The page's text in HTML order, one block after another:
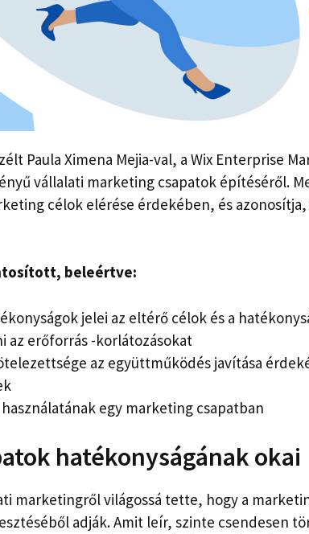
Paula Ximena Mejia-val, a Wix Enterprise
vállalati marketing csapatok építéséről.
célok elérése érdekében, és azonosítja,
beleértve:
jelei az eltérő célok és a
az erőforrás -korlátozásokat
az együttműködés javítása
egy marketing csapatban
hatékonyságának okai
marketingről világossá tette, hogy a
adják. Amit leír, szinte csendesen